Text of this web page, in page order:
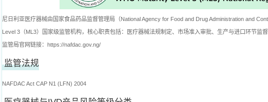
尼日利亚医疗器械由国家食品药品监督管理局（National Agency for Food and Drug Administration and
Level 3（ML3）国家级监管机构，核心职责包括：医疗器械法规制定、市场准入审批、生产与进口环节监
监管局官网链接： https://nafdac.gov.ng/
监管法规
NAFDAC Act CAP N1 (LFN) 2004